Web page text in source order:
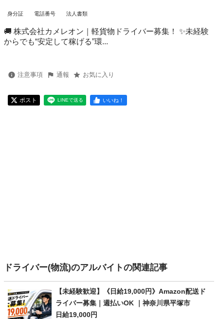
身分証 電話番号 法人書類
🚚 株式会社カメレオン｜軽貨物ドライバー募集！ ✨未経験
からでも“安定して稼げる”環...
注意事項 通報 お気に入り
ポスト LINEで送る いいね！
ドライバー(物流)のアルバイトの関連記事
【未経験歓迎】《日給19,000円》Amazon配送ド
ライバー募集｜週払いOK ｜神奈川県平塚市
日給19,000円